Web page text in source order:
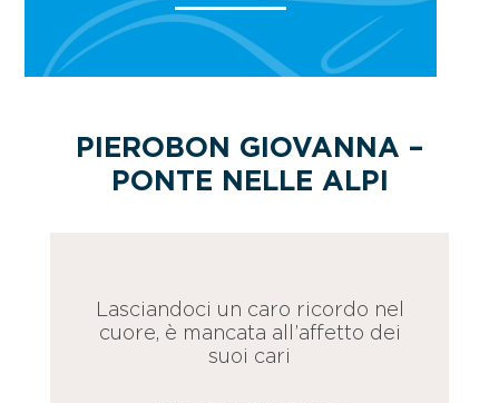
PIEROBON GIOVANNA –
PONTE NELLE ALPI
Lasciandoci un caro ricordo nel
cuore, è mancata all’affetto dei
suoi cari